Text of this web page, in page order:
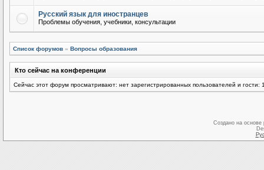
Русский язык для иностранцев
Проблемы обучения, учебники, консультации
Список форумов » Вопросы образования
Кто сейчас на конференции
Сейчас этот форум просматривают: нет зарегистрированных пользователей и гости:
Создано на основе